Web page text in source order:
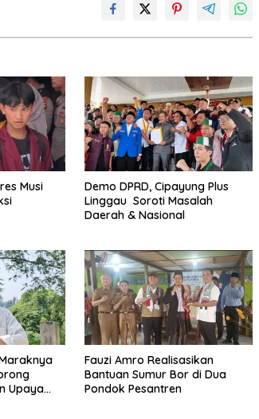
Musi
Demo DPRD, Cipayung Plus
Linggau Soroti Masalah
Daerah & Nasional
Upaya
Fauzi Amro Realisasikan
Bantuan Sumur Bor di Dua
Pondok Pesantren